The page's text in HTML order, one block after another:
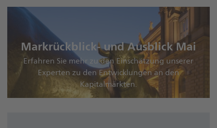
Markrückblick- und Ausblick Mai
Erfahren Sie mehr zu den Einschätzung unserer
Experten zu den Entwicklungen an den
Kapitalmärkten.